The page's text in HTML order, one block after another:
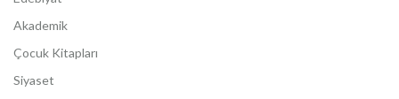
Akademik
Çocuk Kitapları
Siyaset